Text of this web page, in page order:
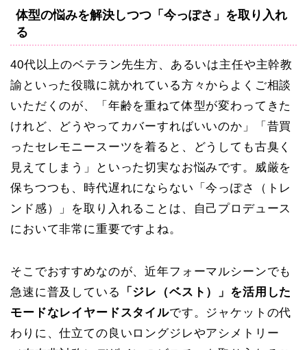
体型の悩みを解決しつつ「今っぽさ」を取り入れ
る
40代以上のベテラン先生方、あるいは主任や主幹教
諭といった役職に就かれている方々からよくご相談
いただくのが、「年齢を重ねて体型が変わってきた
けれど、どうやってカバーすればいいのか」「昔買
ったセレモニースーツを着ると、どうしても古臭く
見えてしまう」といった切実なお悩みです。威厳を
保ちつつも、時代遅れにならない「今っぽさ（トレ
ンド感）」を取り入れることは、自己プロデュース
において非常に重要ですよね。
そこでおすすめなのが、近年フォーマルシーンでも
急速に普及している
「ジレ（ベスト）」を活用した
モードなレイヤードスタイルです。ジャケットの代
わりに、仕立ての良いロングジレやアシメトリー